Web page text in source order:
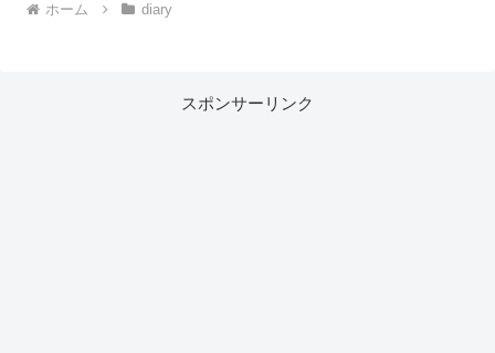
ホーム diary
スポンサーリンク